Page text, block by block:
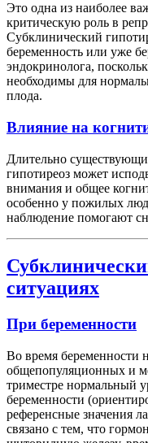
Это одна из наиболее
критическую роль в
Субклинический
беременность или уже
эндокринолога,
необходимы для
плода.
Влияние на
Длительно
гипотиреоз может
внимания и общее
особенно у пожилых
наблюдение помогают
ситуациях
При беременности
Во время беременности
общепопуляционных и
триместре нормальный
беременности
референсные значения
связано с тем, что